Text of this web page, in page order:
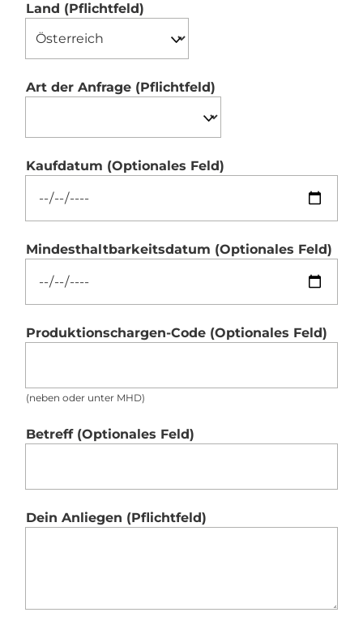
Land (Pflichtfeld)
Art der Anfrage (Pflichtfeld)
Kaufdatum (Optionales Feld)
Mindesthaltbarkeitsdatum (Optionales Feld)
Produktionschargen-Code (Optionales Feld)
(neben oder unter MHD)
Betreff (Optionales Feld)
Dein Anliegen (Pflichtfeld)